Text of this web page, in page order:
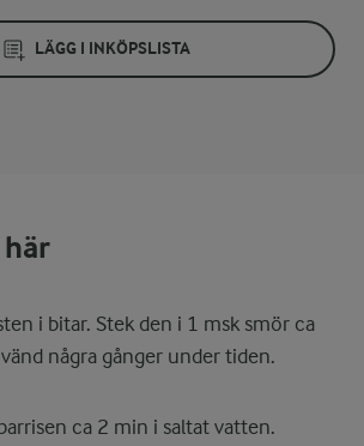
LÄGG I INKÖPSLISTA
här
i bitar. Stek den i 1 msk smör ca
några gånger under tiden.
ca 2 min i saltat vatten.